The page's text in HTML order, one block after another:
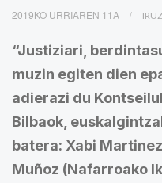
2019KO URRIAREN 11A
“Justiziari,
muzin egiten dien
adierazi du
Bilbaok,
batera: Xabi
Muñoz (Nafarroako